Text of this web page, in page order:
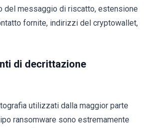
del messaggio di riscatto, estensione
fornite, indirizzi del cryptowallet,
di decrittazione
utilizzati dalla maggior parte
ransomware sono estremamente